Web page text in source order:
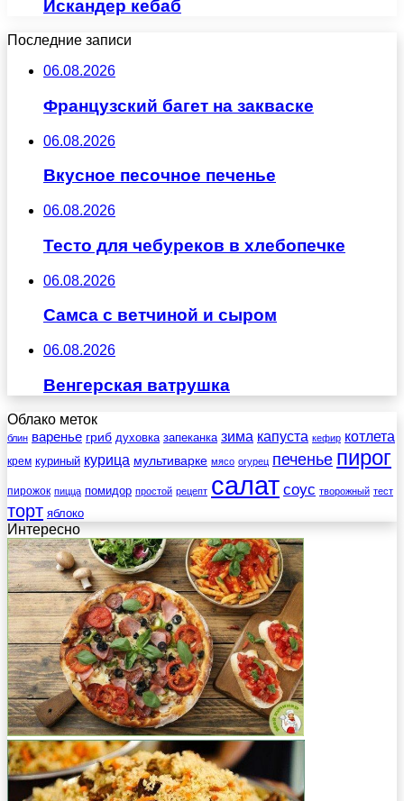
Искандер кебаб
Последние записи
06.08.2026
Французский багет на закваске
06.08.2026
Вкусное песочное печенье
06.08.2026
Тесто для чебуреков в хлебопечке
06.08.2026
Самса с ветчиной и сыром
06.08.2026
Венгерская ватрушка
Облако меток
блин варенье гриб духовка запеканка зима капуста кефир котлета
крем куриный курица мультиварке мясо огурец печенье пирог
пирожок пицца помидор простой рецепт салат соус творожный тест
торт яблоко
Интересно